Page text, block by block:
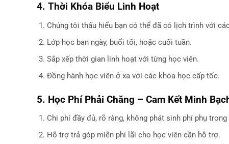
4. Thời Khóa Biểu Linh Hoạt
Chúng tôi thấu hiểu bạn có thể đã có lịch trình với
Lớp học ban ngày, buổi tối, hoặc cuối tuần.
Sắp xếp thời gian linh hoạt với từng học viên.
Đồng hành học viên ở xa với các khóa học cấp tốc.
5. Học Phí Phải Chăng – Cam Kết Minh
Chi phí đầy đủ, rõ ràng, không phát sinh phí phụ
Hỗ trợ trả góp miễn phí lãi cho học viên cần hỗ trợ.